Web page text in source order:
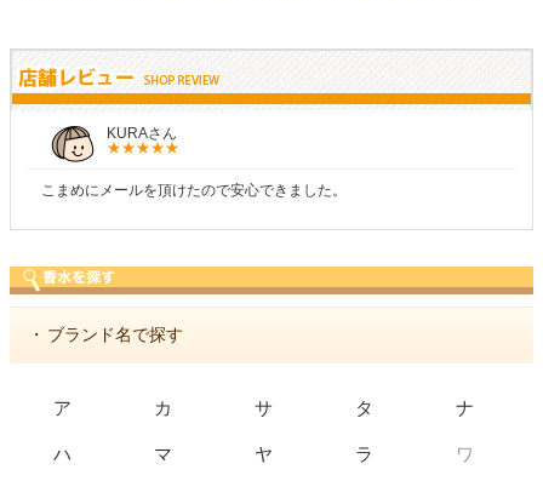
しらすさん
商品が早く届いたのでよかったです。また利用させてもらいます！
・ ブランド名で探す
ア カ サ タ ナ
ハ マ ヤ ラ ワ